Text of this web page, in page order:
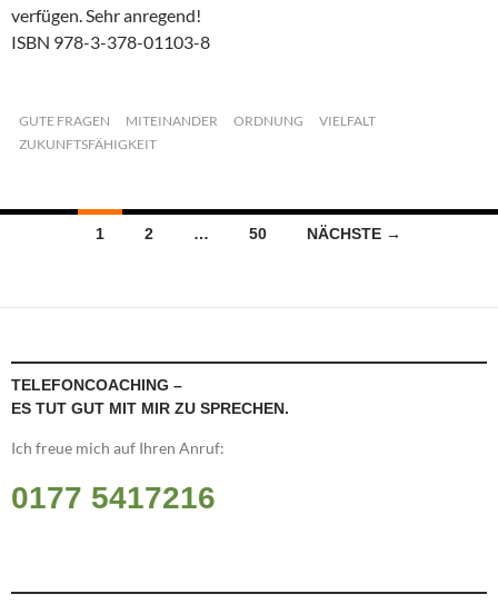
verfügen. Sehr anregend!
ISBN 978-3-378-01103-8
GUTE FRAGEN MITEINANDER ORDNUNG
VIELFALT
ZUKUNFTSFÄHIGKEIT
Beitragsnavigation
1 2 … 50 NÄCHSTE →
TELEFONCOACHING –
ES TUT GUT MIT MIR ZU SPRECHEN.
Ich freue mich auf Ihren Anruf:
0177 5417216